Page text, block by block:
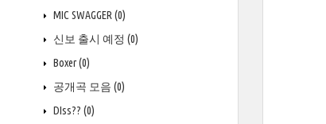
MIC SWAGGER (0)
신보 출시 예정 (0)
Boxer(0)
공개곡 모음 (0)
DIss?? (0)